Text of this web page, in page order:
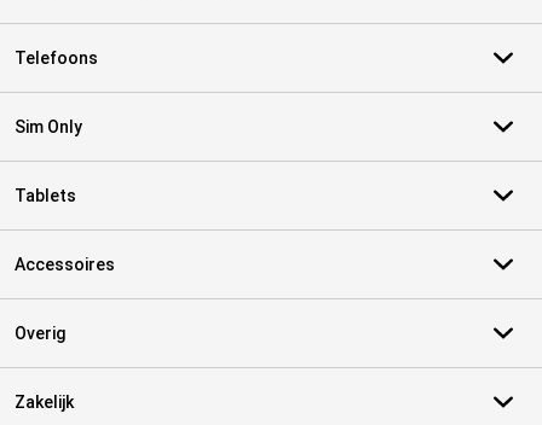
Telefoons
Sim Only
Tablets
Accessoires
Overig
Zakelijk